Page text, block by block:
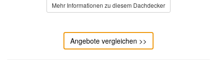
Mehr Informationen zu diesem Dachdecker
Angebote vergleichen >>